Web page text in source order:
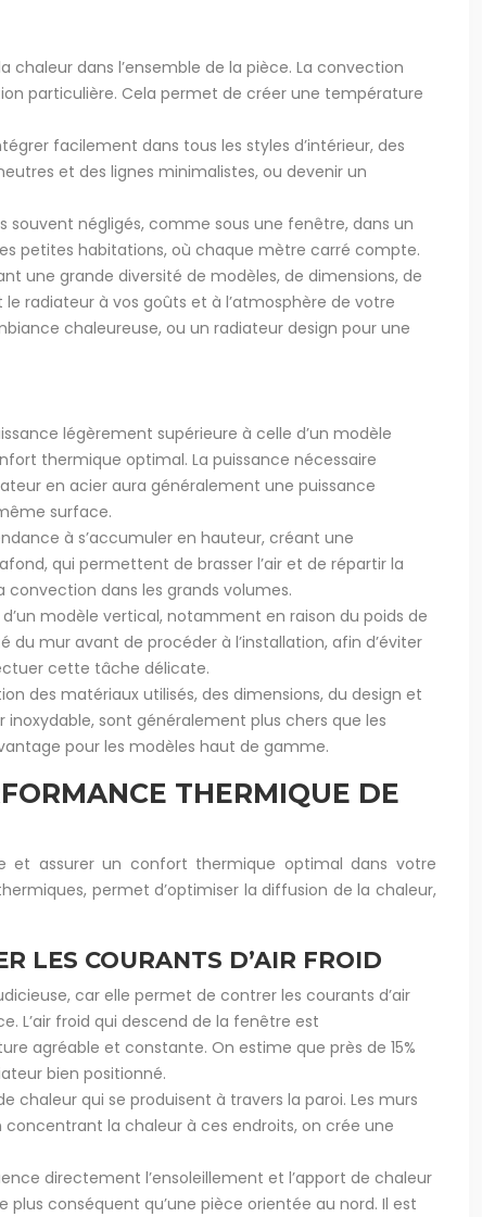
dans l’ensemble de la pièce. La convection
particulière. Cela permet de créer une température
facilement dans tous les styles d’intérieur, des
et des lignes minimalistes, ou devenir un
négligés, comme sous une fenêtre, dans un
petites habitations, où chaque mètre carré compte.
une grande diversité de modèles, de dimensions, de
radiateur à vos goûts et à l’atmosphère de votre
chaleureuse, ou un radiateur design pour une
légèrement supérieure à celle d’un modèle
thermique optimal. La puissance nécessaire
en acier aura généralement une puissance
surface.
à s’accumuler en hauteur, créant une
qui permettent de brasser l’air et de répartir la
dans les grands volumes.
modèle vertical, notamment en raison du poids de
mur avant de procéder à l’installation, afin d’éviter
cette tâche délicate.
des matériaux utilisés, des dimensions, du design et
sont généralement plus chers que les
pour les modèles haut de gamme.
THERMIQUE DE
et assurer un confort thermique optimal dans votre
permet d’optimiser la diffusion de la chaleur,
LES COURANTS D’AIR FROID
car elle permet de contrer les courants d’air
L’air froid qui descend de la fenêtre est
agréable et constante. On estime que près de 15%
bien positionné.
chaleur qui se produisent à travers la paroi. Les murs
la chaleur à ces endroits, on crée une
directement l’ensoleillement et l’apport de chaleur
conséquent qu’une pièce orientée au nord. Il est